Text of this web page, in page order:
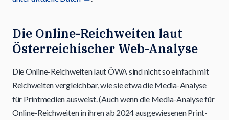
Die Online-Reichweiten laut
Österreichischer Web-Analyse
Die Online-Reichweiten laut ÖWA sind nicht so einfach mit
Reichweiten vergleichbar, wie sie etwa die Media-Analyse
für Printmedien ausweist. (Auch wenn die Media-Analyse für
Online-Reichweiten in ihren ab 2024 ausgewiesenen Print-